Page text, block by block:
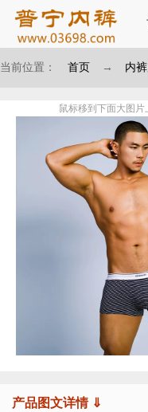
当前位置： 首页 → 内
鼠标移到下面大图片
产品图文详情 ⇓